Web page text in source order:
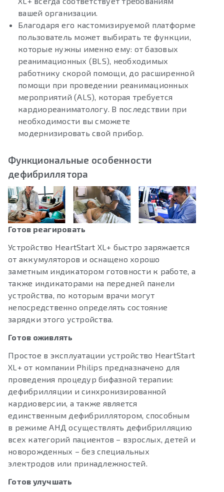
вашей организации.
Благодаря его кастомизируемой платформе
пользователь может выбирать те функции,
которые нужны именно ему: от базовых
реанимационных (BLS), необходимых
работнику скорой помощи, до расширенной
помощи при проведении реанимационных
мероприятий (ALS), которая требуется
кардиореаниматологу. В последствии при
необходимости вы сможете
модернизировать свой прибор.
Функциональные особенности
дефибриллятора
Готов реагировать
Устройство HeartStart XL+ быстро заряжается
от аккумуляторов и оснащено хорошо
заметным индикатором готовности к работе, а
также индикаторами на передней панели
устройства, по которым врачи могут
непосредственно определять состояние
зарядки этого устройства.
Готов оживлять
Простое в эксплуатации устройство HeartStart
XL+ от компании Philips предназначено для
проведения процедур бифазной терапии:
дефибрилляции и синхронизированной
кардиоверсии, а также является
единственным дефибриллятором, способным
в режиме АНД осуществлять дефибрилляцию
всех категорий пациентов – взрослых, детей и
новорожденных – без специальных
электродов или принадлежностей.
Готов улучшать